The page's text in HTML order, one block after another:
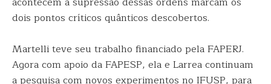
dois pontos críticos quânticos descobertos.
Martelli teve seu trabalho financiado pela FAPERJ.
Agora com apoio da FAPESP, ela e Larrea continuam
a pesquisa com novos experimentos no IFUSP, para